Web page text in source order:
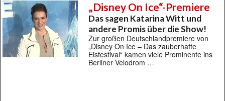
„Disney On Ice“-Premiere
Das sagen Katarina Witt und
andere Promis über die Show!
Zur großen Deutschlandpremiere von
„Disney On Ice – Das zauberhafte
Eisfestival“ kamen viele Prominente ins
Berliner Velodrom …